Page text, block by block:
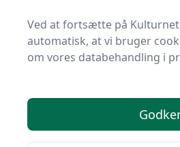
Forside Bolig og indretning
Håndvask
Bedste
dig - 12 gode
På Kulturnet finder du
Ved at fortsætte på
automatisk, at vi bruger
om vores databehandling i